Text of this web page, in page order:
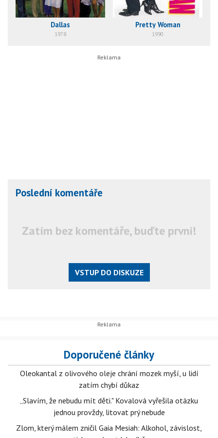
Dallas
1978
Pretty Woman
1990
Poslední komentáře
Zatím bez komentáře, buďte první!
VSTUP DO DISKUZE
Doporučené články
Oleokantal z olivového oleje chrání mozek myší, u lidí
zatím chybí důkaz
„Slavím, že nebudu mít děti." Kovalová vyřešila otázku
jednou provždy, litovat prý nebude
Zlom, který málem zničil Gaia Mesiah: Alkohol, závislost,